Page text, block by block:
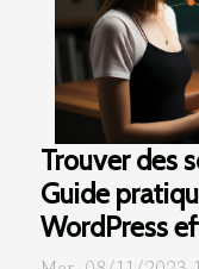
Trouver des
Guide
WordPress